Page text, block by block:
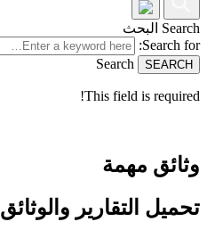
Search البحث
Search for:
Search
This field is required!
وثائق مهمة
تحميل التقارير والوثائق